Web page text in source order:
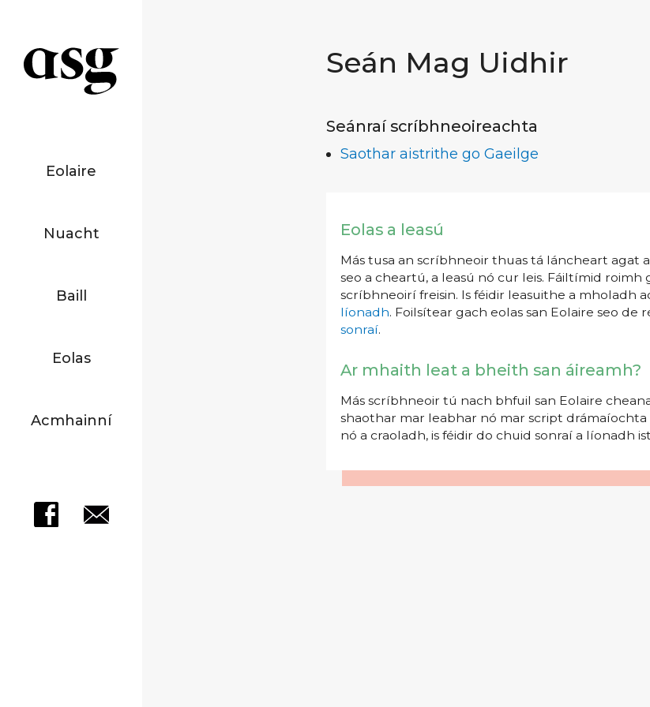
Eolaire
Nuacht
Baill
Eolas
Acmhainní
Seán Mag Uidhir
Seánraí scríbhneoireachta
Saothar aistrithe go Gaeilge
Eolas a leasú
Más tusa an scríbhneoir thuas tá láncheart agat
seo a cheartú, a leasú nó cur leis. Fáiltímid roimh
scríbhneoirí freisin. Is féidir leasuithe a mholadh
líonadh. Foilsítear gach eolas san Eolaire seo de
sonraí.
Ar mhaith leat a bheith san áireamh?
Más scríbhneoir tú nach bhfuil san Eolaire
shaothar mar leabhar nó mar script drámaíochta
nó a craoladh, is féidir do chuid sonraí a líonadh